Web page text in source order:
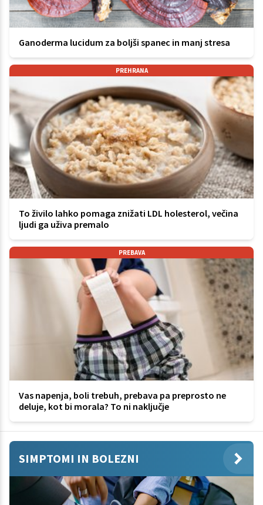
Ganoderma lucidum za boljši spanec in manj stresa
PREHRANA
To živilo lahko pomaga znižati LDL holesterol, večina
ljudi ga uživa premalo
PREBAVA
Vas napenja, boli trebuh, prebava pa preprosto ne
deluje, kot bi morala? To ni naključje
SIMPTOMI IN BOLEZNI